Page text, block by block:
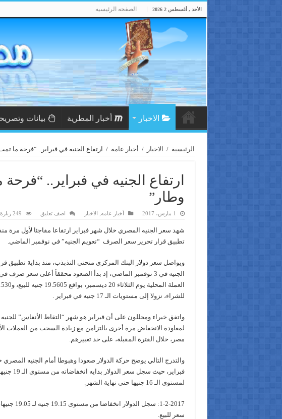
الأحد , أغسطس 2 2026 الصفحه الرئيسيه
الاخبار أخبار المطرية بيانات
الرئيسية / الاخبار / أخبار عامه / ارتفاع الجنيه في فبراير.. “فرحة ما
ارتفاع الجنيه في فبراير..
وطار”
1 مارس، 2017 أخبار عامه الاخبار اضف تعليق 249 زيارة
شهد سعر الجنيه المصري خلال شهر فبراير ارتفاعا مفاجئا لأول مرة
تطبيق قرار تحرير سعر الصرف “تعويم الجنيه” في نوفمبر الماضي.
ويواصل سعر دولار البنك المركزي منحنى التذبذب، منذ بداية تطبيق
الجنيه في 3 نوفمبر الماضي، إذ بدأ الصعود محققاً أعلى سعر صرف
للشراء، نزولا إلى مستويات الـ 17 جنيه في فبراير .
واتفق خبراء ومحللون على أن فبراير هو شهر “التقاط الأنفاس” للجنيه
لمعاودة الانخفاض مرة أخرى بالتزامن مع زيادة السحب من العملات
مصر، خلال الفترة المقبلة، على حد تعبيرهم.
والتدرج التالي يوضح حركة الدولار صعودا وهبوطا أمام الجنيه المصري
فبراير، حيث سجل سعر
لمستوى الـ 16 جنيها حتى نهاية الشهر.
1-2-2017: سجل الدولار
سعر للبيع.